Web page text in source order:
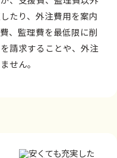
たり、外注費用を案内
、監理費を最低限に削
請求することや、外注
せん。